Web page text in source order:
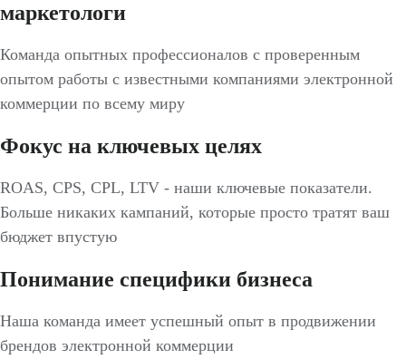
маркетологи
Команда опытных профессионалов с проверенным
опытом работы с известными компаниями электронной
коммерции по всему миру
Фокус на ключевых целях
ROAS, CPS, CPL, LTV - наши ключевые показатели.
Больше никаких кампаний, которые просто тратят ваш
бюджет впустую
Понимание специфики бизнеса
Наша команда имеет успешный опыт в продвижении
брендов электронной коммерции